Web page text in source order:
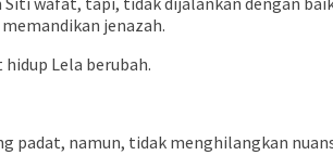
jenazah.
Lela berubah.
padat, namun, tidak menghilangkan